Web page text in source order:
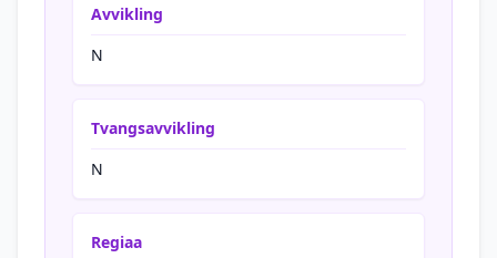
Avvikling
N
Tvangsavvikling
N
Regiaa